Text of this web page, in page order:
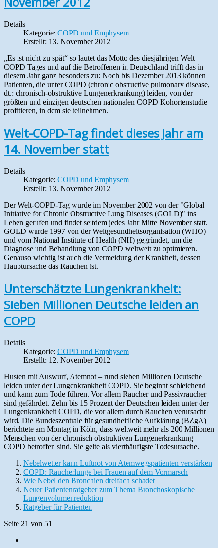
Details
Kategorie: COPD und Emphysem
Erstellt: 13. November 2012
„Es ist nicht zu spät“ so lautet das Motto des diesjährigen Welt
COPD Tages und auf die Betroffenen in Deutschland trifft das in
diesem Jahr ganz besonders zu: Noch bis Dezember 2013 können
Patienten, die unter COPD (chronic obstructive pulmonary disease,
dt.: chronisch-obstruktive Lungenerkrankung) leiden, von der
größten und einzigen deutschen nationalen COPD Kohortenstudie
profitieren, in dem sie teilnehmen.
Welt-COPD-Tag findet dieses Jahr am
14. November statt
Details
Kategorie: COPD und Emphysem
Erstellt: 13. November 2012
Der Welt-COPD-Tag wurde im November 2002 von der "Global
Initiative for Chronic Obstructive Lung Diseases (GOLD)" ins
Leben gerufen und findet seitdem jedes Jahr Mitte November statt.
GOLD wurde 1997 von der Weltgesundheitsorganisation (WHO)
und vom National Institute of Health (NH) gegründet, um die
Diagnose und Behandlung von COPD weltweit zu optimieren.
Genauso wichtig ist auch die Vermeidung der Krankheit, dessen
Hauptursache das Rauchen ist.
Unterschätzte Lungenkrankheit:
Sieben Millionen Deutsche leiden an
COPD
Details
Kategorie: COPD und Emphysem
Erstellt: 12. November 2012
Husten mit Auswurf, Atemnot – rund sieben Millionen Deutsche
leiden unter der Lungenkrankheit COPD. Sie beginnt schleichend
und kann zum Tode führen. Vor allem Raucher und Passivraucher
sind gefährdet. Zehn bis 15 Prozent der Deutschen leiden unter der
Lungenkrankheit COPD, die vor allem durch Rauchen verursacht
wird. Die Bundeszentrale für gesundheitliche Aufklärung (BZgA)
berichtete am Montag in Köln, dass weltweit mehr als 200 Millionen
Menschen von der chronisch obstruktiven Lungenerkrankung
COPD betroffen sind. Sie gelte als vierthäufigste Todesursache.
Nebelwetter kann Luftnot von Atemwegspatienten verstärken
COPD: Raucherlunge bei Frauen auf dem Vormarsch
Wie Nebel den Bronchien dreifach schadet
Neuer Patientenratgeber zum Thema Bronchoskopische
Lungenvolumenreduktion
Ratgeber für Patienten
Seite 21 von 51